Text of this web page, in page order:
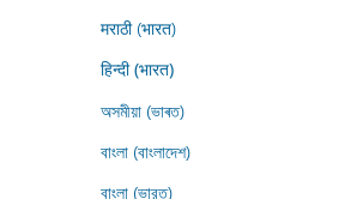
मराठी (भारत)
हिन्दी (भारत)
অসমীয়া (ভাৰত)
বাংলা (বাংলাদেশ)
বাংলা (ভারত)